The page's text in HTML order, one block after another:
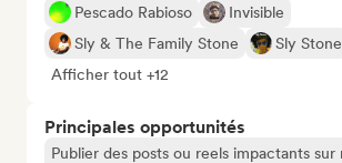
Pescado Rabioso
Invisible
Sly & The Family Stone
Sly Stone
Afficher tout +12
Principales opportunités
Publier des posts ou reels impactants sur